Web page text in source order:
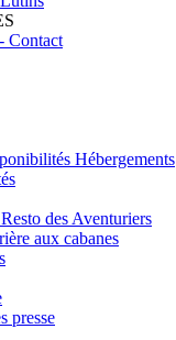
Contact
Hébergements
Resto des Aventuriers
aux cabanes
presse